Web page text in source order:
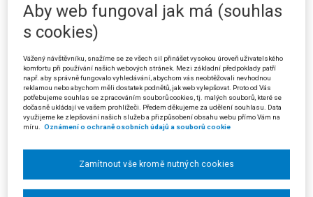
4339/2022
Stavební řízení: stavba na hranici pozemku; sousední pozemky;
společné řízení
Datum:31.01.2022· Sbírkové č.:4339/2022 · Sp. zn.:30 A 1/2020 - 133
Typ:Rozsudek (SJS)· Pramen:Sb.NSS· Autor: Krajský soud v Brně
Vydání:6/2022· Strana:479· Vztah k předpisu:500/2004 Sb.: §5;
500/2004 Sb.: §140; 501/2006 Sb.: §23 odst.2; 501/2006 Sb.: §25 odst.4;
501/2006 Sb.: §25 odst.2; 501/2006 Sb.: §26; JUD19984CZ 30Ca
253/2007 - 84; JUD153012CZ 1 As 28/2009 - 62; JUD156251CZ 1 As
38/2009 - 93; JUD216712CZ 10 A 138/2010 - 101; JUD232753CZ 30A
22/2011 - 67; JUD321084CZ 59 A 49/2015 - 64; JUD336026CZ 1 As
118/2016 - 32; JUD389345CZ 6 As 286/2018 - 34; JUD742545CZ 30 A
Aby web fungoval jak má (souhlas
s cookies)
Vážený návštěvníku, snažíme se ze všech sil přinášet vysokou úroveň uživatelského
komfortu při používání našich webových stránek. Mezi základní předpoklady patří
např. aby správně fungovalo vyhledávání, abychom vás neobtěžovali nevhodnou
reklamou nebo abychom měli dostatek podnětů, jak web vylepšovat. Proto od Vás
potřebujeme souhlas se zpracováním souborů cookies, tj. malých souborů, které se
dočasně ukládají ve vašem prohlížeči. Předem děkujeme za udělení souhlasu. Data
využijeme ke zlepšování našich služeb a přizpůsobení obsahu webu přímo Vám na
míru.
Oznámení o ochraně osobních údajů a souborů cookie
Zamítnout vše kromě nutných cookies